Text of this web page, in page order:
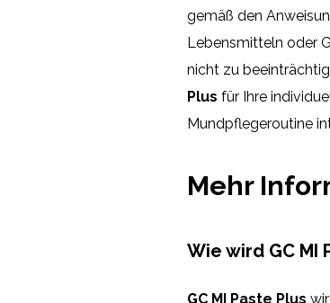
gemäß den
Lebensmitteln oder
nicht zu
Plus für Ihre
Mundpflegeroutine
Mehr
Wie wird GC MI
GC MI Paste Plus